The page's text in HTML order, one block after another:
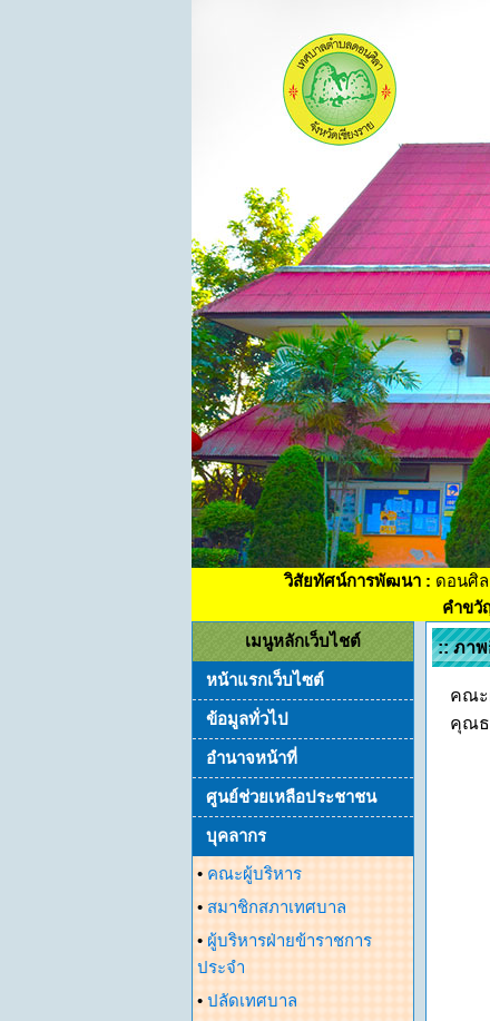
วิสัยทัศน์การพัฒนา : ดอนศิ
คำขวั
เมนูหลักเว็บไชต์
หน้าแรกเว็บไซต์
ข้อมูลทั่วไป
อำนาจหน้าที่
ศูนย์ช่วยเหลือประชาชน
บุคลากร
• คณะผู้บริหาร
• สมาชิกสภาเทศบาล
• ผู้บริหารฝ่ายข้าราชการ
ประจำ
• ปลัดเทศบาล
:: ภาพ
คณะ
คุณธ